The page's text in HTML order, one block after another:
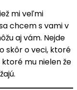
mi veľmi
chcem s vami v
aj vám. Nejde
skôr o veci, ktoré
mu nielen že